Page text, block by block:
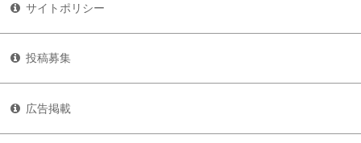
サイトポリシー
投稿募集
広告掲載